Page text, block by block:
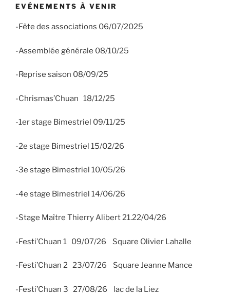
EVÉNEMENTS À VENIR
-Fête des associations 06/07/2025
-Assemblée générale 08/10/25
-Reprise saison 08/09/25
-Chrismas’Chuan 18/12/25
-1er stage Bimestriel 09/11/25
-2e stage Bimestriel 15/02/26
-3e stage Bimestriel 10/05/26
-4e stage Bimestriel 14/06/26
-Stage Maître Thierry Alibert 21.22/04/26
-Festi’Chuan 1 09/07/26 Square Olivier Lahalle
-Festi’Chuan 2 23/07/26 Square Jeanne Mance
-Festi’Chuan 3 27/08/26 lac de la Liez